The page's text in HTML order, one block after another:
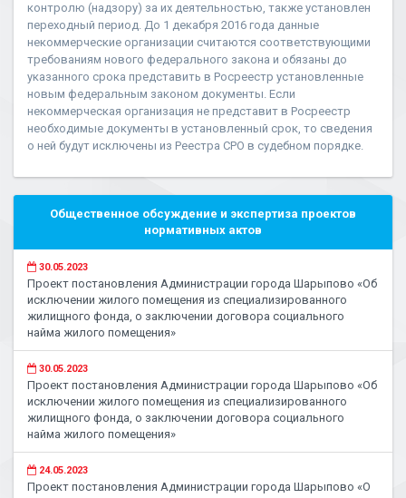
контролю (надзору) за их деятельностью, также установлен
переходный период. До 1 декабря 2016 года данные
некоммерческие организации считаются соответствующими
требованиям нового федерального закона и обязаны до
указанного срока представить в Росреестр установленные
новым федеральным законом документы. Если
некоммерческая организация не представит в Росреестр
необходимые документы в установленный срок, то сведения
о ней будут исключены из Реестра СРО в судебном порядке.
Общественное обсуждение и экспертиза проектов
нормативных актов
30.05.2023
Проект постановления Администрации города Шарыпово «Об
исключении жилого помещения из специализированного
жилищного фонда, о заключении договора социального
найма жилого помещения»
30.05.2023
Проект постановления Администрации города Шарыпово «Об
исключении жилого помещения из специализированного
жилищного фонда, о заключении договора социального
найма жилого помещения»
24.05.2023
Проект постановления Администрации города Шарыпово «О